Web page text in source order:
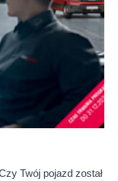
Twój pojazd został